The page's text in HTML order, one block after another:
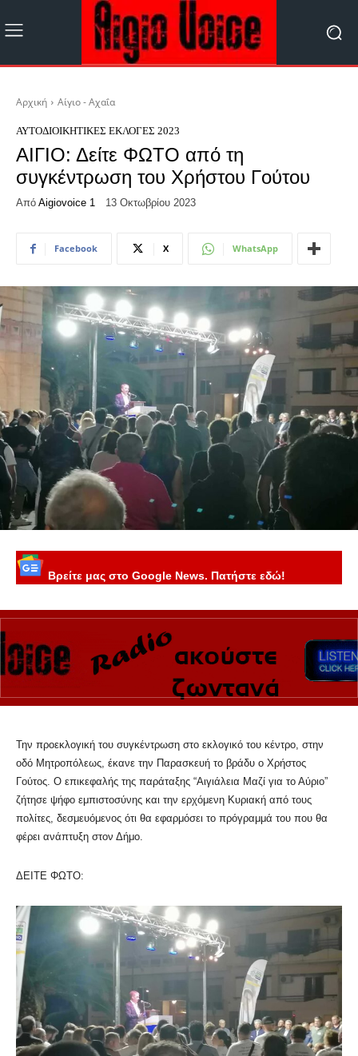
Αρχική Αίγιο - Αχαΐα
ΑΥΤΟΔΙΟΙΚΗΤΙΚΈΣ ΕΚΛΟΓΈΣ 2023
ΑΙΓΙΟ: Δείτε ΦΩΤΟ από τη
συγκέντρωση του Χρήστου Γούτου
Από Aigiovoice 1 13 Οκτωβρίου 2023
Facebook X WhatsApp
Βρείτε μας στο Google News. Πατήστε εδώ!
Την προεκλογική του συγκέντρωση στο εκλογικό του κέντρο, στην
οδό Μητροπόλεως, έκανε την Παρασκευή το βράδυ ο Χρήστος
Γούτος. Ο επικεφαλής της παράταξης “Αιγιάλεια Μαζί για το Αύριο”
ζήτησε ψήφο εμπιστοσύνης και την ερχόμενη Κυριακή από τους
πολίτες, δεσμευόμενος ότι θα εφαρμόσει το πρόγραμμά του που θα
φέρει ανάπτυξη στον Δήμο.
ΔΕΙΤΕ ΦΩΤΟ: